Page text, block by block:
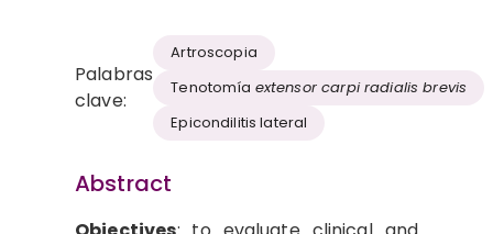
Palabras
clave:
Artroscopia
Tenotomía extensor carpi radialis brevis
Epicondilitis lateral
Abstract